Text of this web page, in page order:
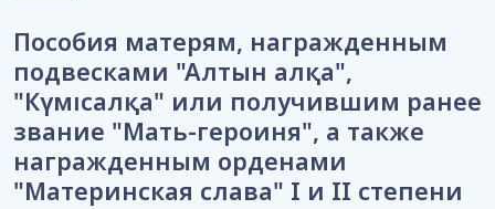
Пособия матерям, награжденным
подвесками "Алтын алқа",
"Күмісалқа" или получившим ранее
звание "Мать-героиня", а также
награжденным орденами
"Материнская слава" I и II степени